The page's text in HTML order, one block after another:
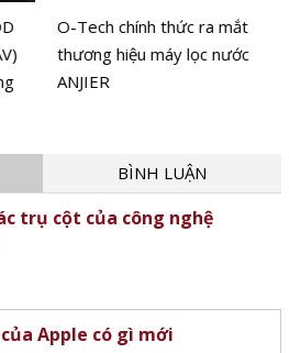
O-Tech chính thức ra mắt
thương hiệu máy lọc nước
ANJIER
BÌNH LUẬN
trụ cột của công nghệ
Apple có gì mới